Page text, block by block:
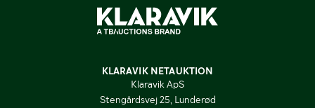
KLARAVIK NETAUKTION
Klaravik ApS
Stengårdsvej 25, Lunderød